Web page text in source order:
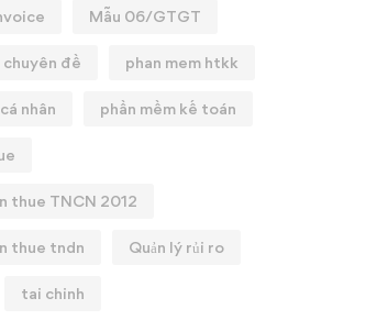
Mẫu 06/GTGT
chuyên đề phan mem htkk
nhân phần mềm kế toán
thue TNCN 2012
thue tndn Quản lý rủi ro
tai chinh